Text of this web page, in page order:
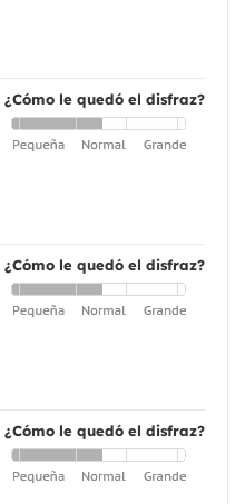
¿Cómo le quedó el disfraz?
¿Cómo le quedó el disfraz?
¿Cómo le quedó el disfraz?